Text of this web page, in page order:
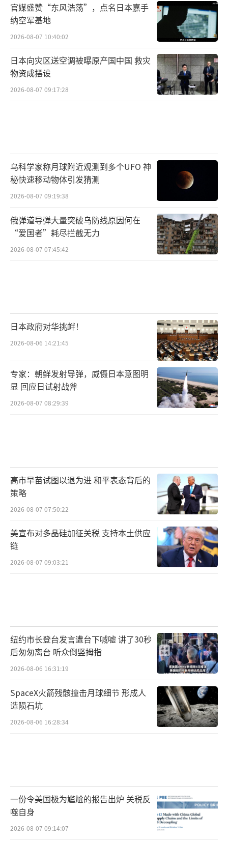
官媒盛赞“东风浩荡”，点名日本嘉手
纳空军基地
2026-08-07 10:40:02
日本向灾区送空调被曝原产国中国 救灾
物资成摆设
2026-08-07 09:17:28
乌科学家称月球附近观测到多个UFO 神
秘快速移动物体引发猜测
2026-08-07 09:19:38
俄弹道导弹大量突破乌防线原因何在
“爱国者”耗尽拦截无力
2026-08-07 07:45:42
日本政府对华挑衅！
2026-08-06 14:21:45
专家：朝鲜发射导弹，威慑日本意图明
显 回应日试射战斧
2026-08-07 08:29:39
高市早苗试图以退为进 和平表态背后的
策略
2026-08-07 07:50:22
美宣布对多晶硅加征关税 支持本土供应
链
2026-08-07 09:03:21
纽约市长登台发言遭台下喊嘘 讲了30秒
后匆匆离台 听众倒竖拇指
2026-08-06 16:31:19
SpaceX火箭残骸撞击月球细节 形成人
造陨石坑
2026-08-06 16:28:34
一份令美国极为尴尬的报告出炉 关税反
噬自身
2026-08-07 09:14:07